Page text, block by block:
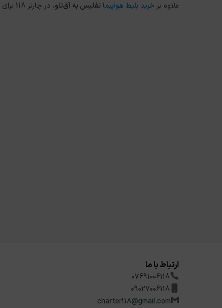
علاوه بر خرید بلیط هواپیما تفلیسبه آق‌تاو، در چارتر 118 برای مقاصد دیگر داخلی و خارجی نیز می توانید از طریق
ارتباط با ما
07691006118
09027006118
charter118@gmail.com